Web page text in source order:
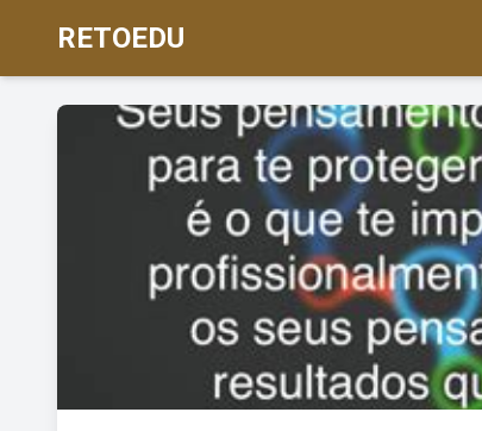
RETOEDU